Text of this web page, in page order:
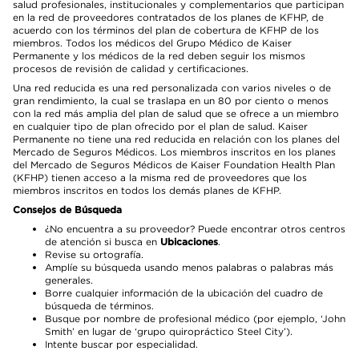
salud profesionales, institucionales y complementarios que participan
en la red de proveedores contratados de los planes de KFHP, de
acuerdo con los términos del plan de cobertura de KFHP de los
miembros. Todos los médicos del Grupo Médico de Kaiser
Permanente y los médicos de la red deben seguir los mismos
procesos de revisión de calidad y certificaciones.
Una red reducida es una red personalizada con varios niveles o de
gran rendimiento, la cual se traslapa en un 80 por ciento o menos
con la red más amplia del plan de salud que se ofrece a un miembro
en cualquier tipo de plan ofrecido por el plan de salud. Kaiser
Permanente no tiene una red reducida en relación con los planes del
Mercado de Seguros Médicos. Los miembros inscritos en los planes
del Mercado de Seguros Médicos de Kaiser Foundation Health Plan
(KFHP) tienen acceso a la misma red de proveedores que los
miembros inscritos en todos los demás planes de KFHP.
Consejos de Búsqueda
¿No encuentra a su proveedor? Puede encontrar otros centros
de atención si busca en Ubicaciones.
Revise su ortografía.
Amplíe su búsqueda usando menos palabras o palabras más
generales.
Borre cualquier información de la ubicación del cuadro de
búsqueda de términos.
Busque por nombre de profesional médico (por ejemplo, ‘John
Smith’ en lugar de ‘grupo quiropráctico Steel City’).
Intente buscar por especialidad.